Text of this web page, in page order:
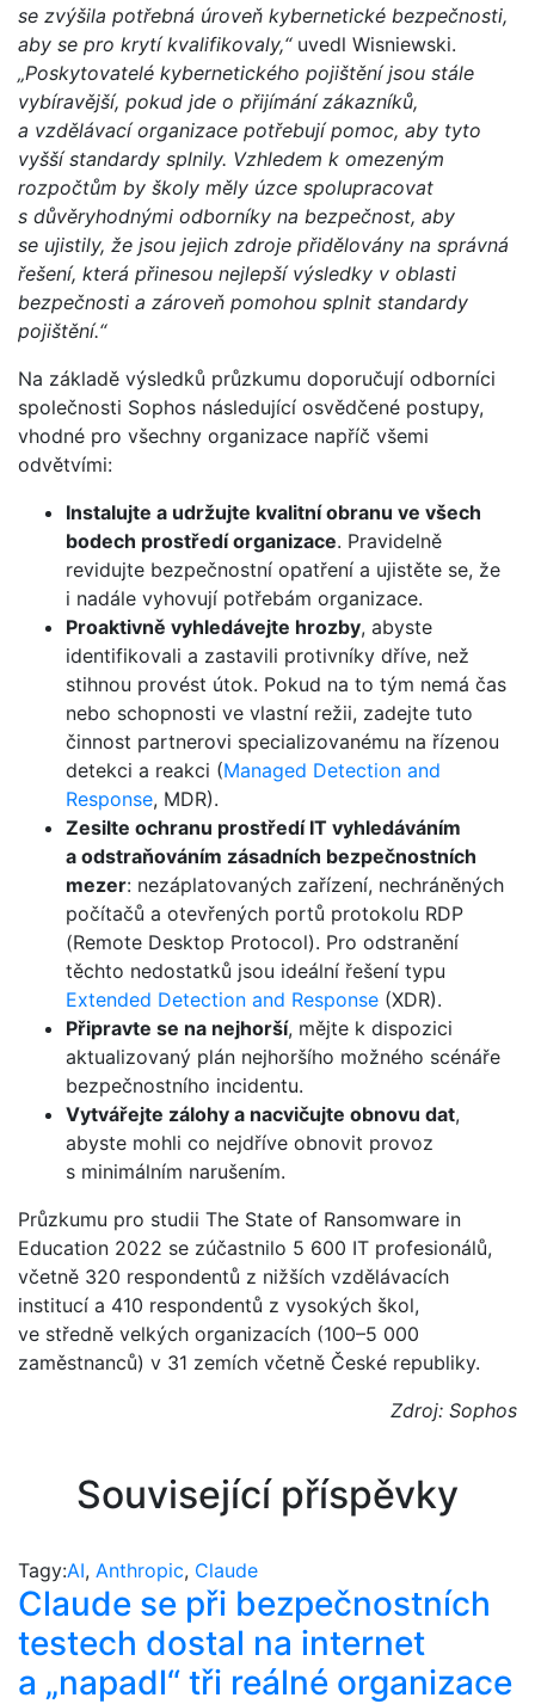
se zvýšila potřebná úroveň kybernetické bezpečnosti,
aby se pro krytí kvalifikovaly,“uvedl Wisniewski.
„Poskytovatelé kybernetického pojištění jsou stále
vybíravější, pokud jde o přijímání zákazníků,
a vzdělávací organizace potřebují pomoc, aby tyto
vyšší standardy splnily. Vzhledem k omezeným
rozpočtům by školy měly úzce spolupracovat
s důvěryhodnými odborníky na bezpečnost, aby
se ujistily, že jsou jejich zdroje přidělovány na správná
řešení, která přinesou nejlepší výsledky v oblasti
bezpečnosti a zároveň pomohou splnit standardy
pojištění.“
Na základě výsledků průzkumu doporučují odborníci
společnosti Sophos následující osvědčené postupy,
vhodné pro všechny organizace napříč všemi
odvětvími:
Instalujte a udržujte kvalitní obranu ve všech
bodech prostředí organizace. Pravidelně
revidujte bezpečnostní opatření a ujistěte se, že
i nadále vyhovují potřebám organizace.
Proaktivně vyhledávejte hrozby, abyste
identifikovali a zastavili protivníky dříve, než
stihnou provést útok. Pokud na to tým nemá čas
nebo schopnosti ve vlastní režii, zadejte tuto
činnost partnerovi specializovanému na řízenou
detekci a reakci (Managed Detection and
Response, MDR).
Zesilte ochranu prostředí IT vyhledáváním
a odstraňováním zásadních bezpečnostních
mezer: nezáplatovaných zařízení, nechráněných
počítačů a otevřených portů protokolu RDP
(Remote Desktop Protocol). Pro odstranění
těchto nedostatků jsou ideální řešení typu
Extended Detection and Response (XDR).
Připravte se na nejhorší, mějte k dispozici
aktualizovaný plán nejhoršího možného scénáře
bezpečnostního incidentu.
Vytvářejte zálohy a nacvičujte obnovu dat,
abyste mohli co nejdříve obnovit provoz
s minimálním narušením.
Průzkumu pro studii The State of Ransomware in
Education 2022 se zúčastnilo 5 600 IT profesionálů,
včetně 320 respondentů z nižších vzdělávacích
institucí a 410 respondentů z vysokých škol,
ve středně velkých organizacích (100–5 000
zaměstnanců) v 31 zemích včetně České republiky.
Zdroj: Sophos
Související příspěvky
Tagy:AI, Anthropic, Claude
Claude se při bezpečnostních
testech dostal na internet
a „napadl“ tři reálné organizace